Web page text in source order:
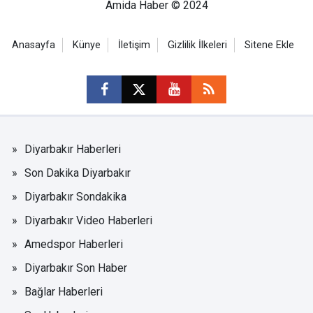
Amida Haber © 2024
Anasayfa Künye İletişim Gizlilik İlkeleri Sitene Ekle
Diyarbakır Haberleri
Son Dakika Diyarbakır
Diyarbakır Sondakika
Diyarbakır Video Haberleri
Amedspor Haberleri
Diyarbakır Son Haber
Bağlar Haberleri